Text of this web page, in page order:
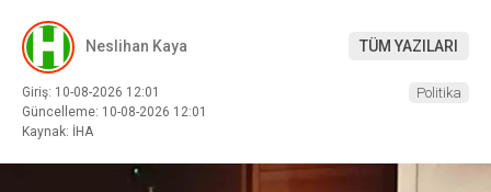
Neslihan Kaya TÜM YAZILARI
Giriş: 10-08-2026 12:01
Güncelleme: 10-08-2026 12:01
Kaynak: İHA
Politika